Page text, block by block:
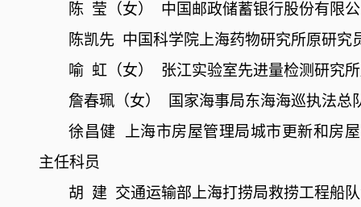
陈 莹（女）
中国邮政储蓄银行股份有限
陈凯先 中国科学院上海药物研究所原研究
喻 虹（女）
张江实验室先进量检测研究
詹春珮（女）
国家海事局东海海巡执法总
徐昌健
上海市房屋管理局城市更新和房
主任科员
胡
建 交通运输部上海打捞局救捞工程船